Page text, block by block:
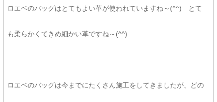
ロエベのバッグはとてもよい革が使われていますね～(^^) とて
も柔らかくてきめ細かい革ですね～(^^)
ロエベのバッグは今までにたくさん施工をしてきましたが、どの